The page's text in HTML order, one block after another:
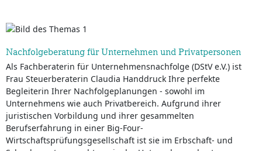
Nachfolgeberatung für Unternehmen und Privatpersonen
Als Fachberaterin für Unternehmensnachfolge (DStV e.V.) ist
Frau Steuerberaterin Claudia Handdruck Ihre perfekte
Begleiterin Ihrer Nachfolgeplanungen - sowohl im
Unternehmens wie auch Privatbereich. Aufgrund ihrer
juristischen Vorbildung und ihrer gesammelten
Berufserfahrung in einer Big-Four-
Wirtschaftsprüfungsgesellschaft ist sie im Erbschaft- und